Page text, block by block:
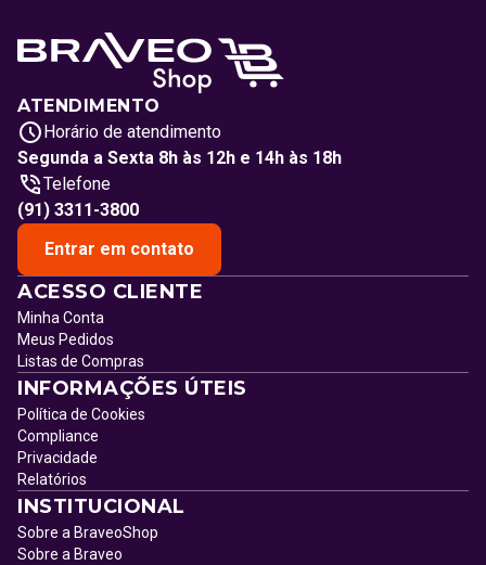
ATENDIMENTO
Horário de atendimento
Segunda a Sexta 8h às 12h e 14h às 18h
Telefone
(91) 3311-3800
Entrar em contato
ACESSO CLIENTE
Minha Conta
Meus Pedidos
Listas de Compras
INFORMAÇÕES ÚTEIS
Política de Cookies
Compliance
Privacidade
Relatórios
INSTITUCIONAL
Sobre a BraveoShop
Sobre a Braveo